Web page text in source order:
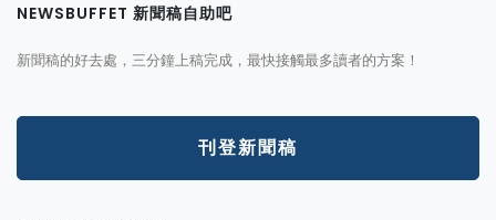
NEWSBUFFET 新聞稿自助吧
新聞稿的好去處，三分鐘上稿完成，最快接觸最多讀者的方案！
刊登新聞稿